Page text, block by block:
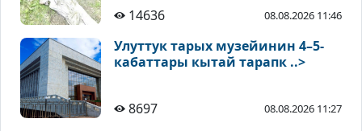
14636 08.08.2026 11:46
Улуттук тарых музейинин 4–5-
кабаттары кытай тарапк ..>
8697 08.08.2026 11:27